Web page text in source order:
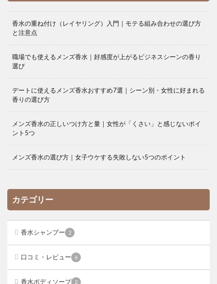
香水の重ね付け（レイヤリング）入門｜モテる組み合わせの選び方
と注意点
職場でも使えるメンズ香水｜好感度が上がるビジネスシーンの香り
選び
デートに使えるメンズ香水おすすめ7選｜シーン別・女性に好まれる
香りの選び方
メンズ香水の正しいつけ方と量｜女性が「くさい」と感じないポイ
ント5つ
メンズ香水の選び方｜女子ウケする失敗しない5つのポイント
カテゴリー
香水シャンプー 2
口コミ・レビュー 6
香水ボディソープ 2